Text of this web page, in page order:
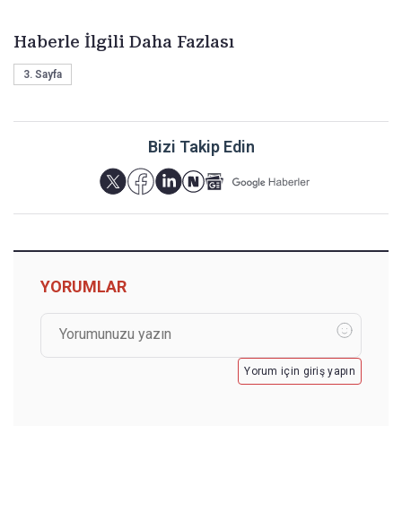
Haberle İlgili Daha Fazlası
3. Sayfa
Bizi Takip Edin
YORUMLAR
Yorum için giriş yapın